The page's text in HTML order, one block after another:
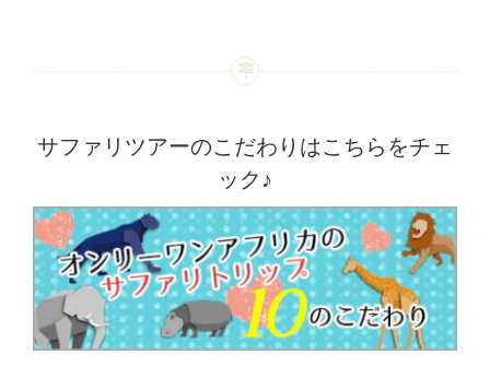
サファリツアーのこだわりはこちらをチェ
ック♪